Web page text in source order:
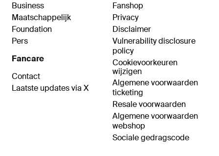
Business
Maatschappelijk
Foundation
Pers
Fancare
Contact
Laatste updates via X
Fanshop
Privacy
Disclaimer
Vulnerability disclosure
policy
Cookievoorkeuren
wijzigen
Algemene voorwaarden
ticketing
Resale voorwaarden
Algemene voorwaarden
webshop
Sociale gedragscode